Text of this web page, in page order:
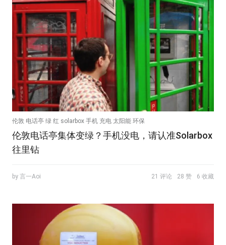
伦敦 电话亭 绿 红 solarbox 手机 充电 太阳能 环保
伦敦电话亭集体变绿？手机没电，请认准Solarbox
往里钻
by 言一Aoi 21 评论 28 赞 6 收藏